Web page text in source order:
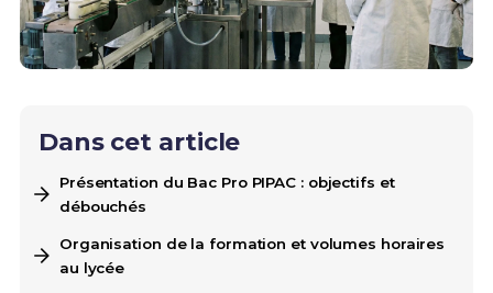
Dans cet article
Présentation du Bac Pro PIPAC : objectifs et
débouchés
Organisation de la formation et volumes horaires
au lycée